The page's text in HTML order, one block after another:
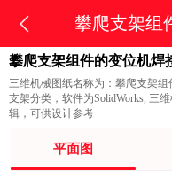
攀爬支架组
攀爬支架组件的变位机焊
三维机械图纸名称为：攀爬支架
支架分类，软件为SolidWorks, 三
辑，可供设计参考
平面图